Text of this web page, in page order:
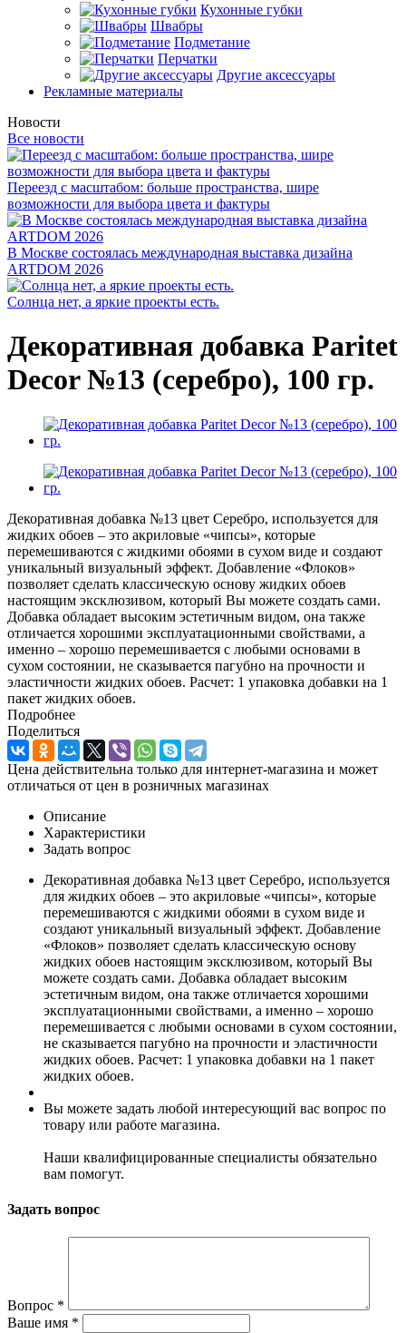
Кухонные губки
Швабры
Подметание
Перчатки
Другие аксессуары
Рекламные материалы
Новости
Все новости
Переезд с масштабом: больше пространства, шире
возможности для выбора цвета и фактуры
В Москве состоялась международная выставка дизайна
ARTDOM 2026
Солнца нет, а яркие проекты есть.
Декоративная добавка Paritet
Decor №13 (серебро), 100 гр.
Декоративная добавка №13 цвет Серебро, используется для
жидких обоев – это акриловые «чипсы», которые
перемешиваются с жидкими обоями в сухом виде и создают
уникальный визуальный эффект. Добавление «Флоков»
позволяет сделать классическую основу жидких обоев
настоящим эксклюзивом, который Вы можете создать сами.
Добавка обладает высоким эстетичным видом, она также
отличается хорошими эксплуатационными свойствами, а
именно – хорошо перемешивается с любыми основами в
сухом состоянии, не сказывается пагубно на прочности и
эластичности жидких обоев. Расчет: 1 упаковка добавки на 1
пакет жидких обоев.
Подробнее
Поделиться
Цена действительна только для интернет-магазина и может
отличаться от цен в розничных магазинах
Описание
Характеристики
Задать вопрос
Декоративная добавка №13 цвет Серебро, используется
для жидких обоев – это акриловые «чипсы», которые
перемешиваются с жидкими обоями в сухом виде и
создают уникальный визуальный эффект. Добавление
«Флоков» позволяет сделать классическую основу
жидких обоев настоящим эксклюзивом, который Вы
можете создать сами. Добавка обладает высоким
эстетичным видом, она также отличается хорошими
эксплуатационными свойствами, а именно – хорошо
перемешивается с любыми основами в сухом состоянии,
не сказывается пагубно на прочности и эластичности
жидких обоев. Расчет: 1 упаковка добавки на 1 пакет
жидких обоев.
Вы можете задать любой интересующий вас вопрос по
товару или работе магазина.
Наши квалифицированные специалисты обязательно
вам помогут.
Задать вопрос
Вопрос *
Ваше имя *